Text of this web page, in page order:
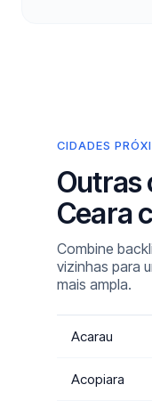
CIDADES
Outras
Ceara
Combine
vizinhas para
mais ampla.
Acarau
Acopiara